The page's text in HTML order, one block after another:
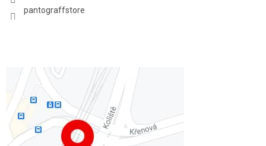
pantograffstore